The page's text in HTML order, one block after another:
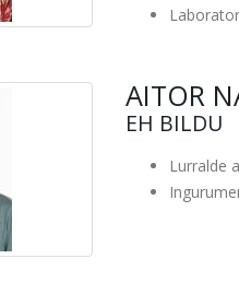
AITOR
EH BILDU
Lurralde